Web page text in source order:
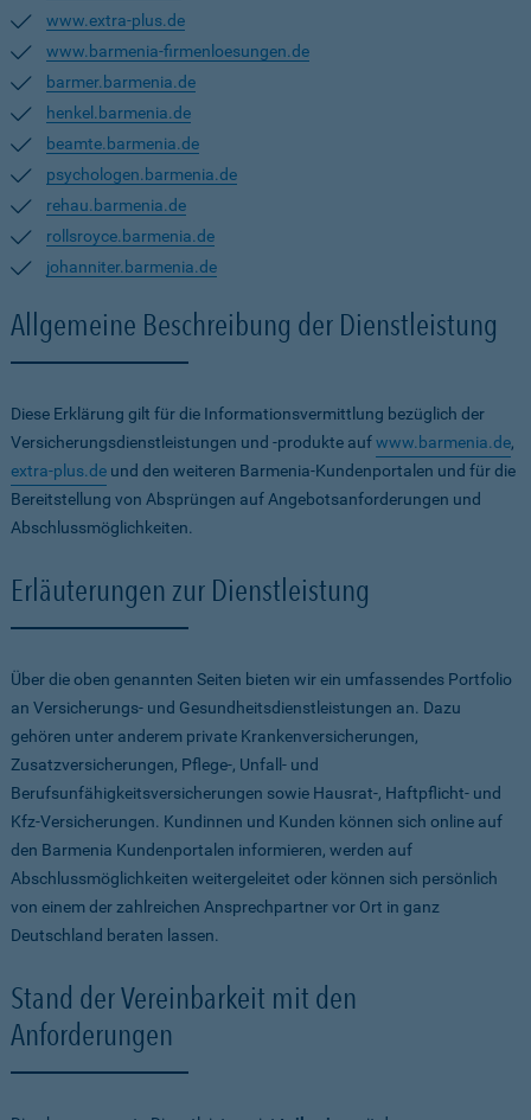
www.extra-plus.de
www.barmenia-firmenloesungen.de
barmer.barmenia.de
henkel.barmenia.de
beamte.barmenia.de
psychologen.barmenia.de
rehau.barmenia.de
rollsroyce.barmenia.de
johanniter.barmenia.de
Allgemeine Beschreibung der Dienstleistung
Diese Erklärung gilt für die Informationsvermittlung bezüglich der
Versicherungsdienstleistungen und -produkte aufwww.barmenia.de,
extra-plus.de und den weiteren Barmenia-Kundenportalen und für die
Bereitstellung von Absprüngen auf Angebotsanforderungen und
Abschlussmöglichkeiten.
Erläuterungen zur Dienstleistung
Über die oben genannten Seiten bieten wir ein umfassendes Portfolio
an Versicherungs- und Gesundheitsdienstleistungen an. Dazu
gehören unter anderem private Krankenversicherungen,
Zusatzversicherungen, Pflege-, Unfall- und
Berufsunfähigkeitsversicherungen sowie Hausrat-, Haftpflicht- und
Kfz-Versicherungen. Kundinnen und Kunden können sich online auf
den Barmenia Kundenportalen informieren, werden auf
Abschlussmöglichkeiten weitergeleitet oder können sich persönlich
von einem der zahlreichen Ansprechpartner vor Ort in ganz
Deutschland beraten lassen.
Stand der Vereinbarkeit mit den
Anforderungen